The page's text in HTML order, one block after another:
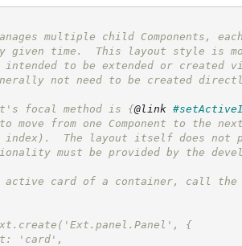
multiple child Components,
given time.  This layout style is
intended to be extended or
not need to be created
focal method is {@link
move from one Component to
The layout itself does not
must be provided by the
active card of a container, call
Ext.create('Ext.panel.Panel', {
'card',